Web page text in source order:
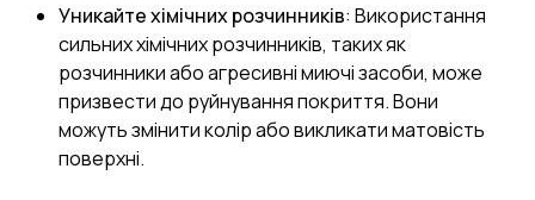
Уникайте хімічних розчинників: Використання
сильних хімічних розчинників, таких як
розчинники або агресивні миючі засоби, може
призвести до руйнування покриття. Вони
можуть змінити колір або викликати матовість
поверхні.